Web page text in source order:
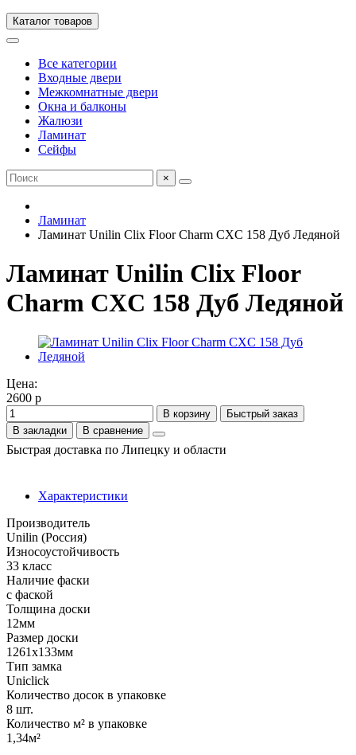
Каталог товаров
Все категории
Входные двери
Межкомнатные двери
Окна и балконы
Жалюзи
Ламинат
Сейфы
×
Ламинат
Ламинат Unilin Clix Floor Charm CXC 158 Дуб Ледяной
Ламинат Unilin Clix Floor
Charm CXC 158 Дуб Ледяной
Цена:
2600 р
В корзину
Быстрый заказ
В закладки
В сравнение
Быстрая доставка по Липецку и области
Характеристики
Производитель
Unilin (Россия)
Износоустойчивость
33 класс
Наличие фаски
с фаской
Толщина доски
12мм
Размер доски
1261х133мм
Тип замка
Uniclick
Количество досок в упаковке
8 шт.
Количество м² в упаковке
1,34м²